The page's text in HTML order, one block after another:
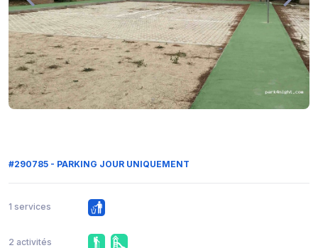
#290785 - PARKING JOUR UNIQUEMENT
1 services
2 activités